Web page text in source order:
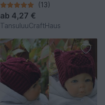
(13)
ab 4,27 €
TansuluuCraftHaus